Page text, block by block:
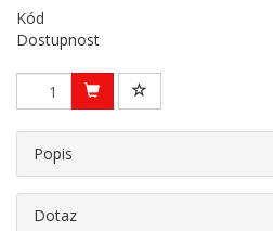
Kód
Dostupnost
Popis
Dotaz